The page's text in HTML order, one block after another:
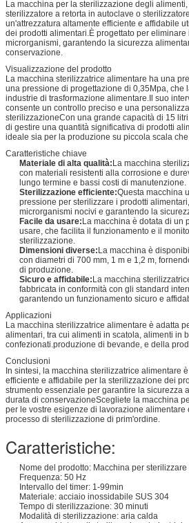
La macchina per la sterilizzazione degli
sterilizzatore a retorta in autoclave o
un'attrezzatura altamente efficiente e affidabile
dei prodotti alimentari.È progettato per eliminare
microrganismi, garantendo la sicurezza
conservazione.
Visualizzazione del prodotto
La macchina sterilizzatrice alimentare ha una
una pressione di progettazione di 0,35Mpa, che
industrie di trasformazione alimentare.Il suo
consente un controllo preciso e una
sterilizzazioneCon una grande capacità di 15
di gestire una quantità significativa di prodotti
ideale sia per la produzione su piccola scala
Caratteristiche chiave
Materiale di alta qualità:La macchina
con materiali resistenti alla corrosione e
lungo termine e bassi costi di manutenzione.
Sterilizzazione efficiente:Questa macchina
pressione per sterilizzare i prodotti
microrganismi nocivi e garantendo la
Facile da usare:La macchina è dotata di un
usare, che facilita il funzionamento e il
sterilizzazione.
Dimensioni diverse:La macchina è
con diametri di 700 mm, 1 m e 1,2 m,
di produzione.
Sicuro e affidabile:La macchina
fabbricata in conformità con gli standard
garantendo un funzionamento sicuro e
Applicazioni
La macchina sterilizzatrice alimentare è adatta
alimentari, tra cui alimenti in scatola, alimenti in
confezionati.produzione di bevande, e della
Conclusioni
In sintesi, la macchina sterilizzatrice alimentare
efficiente e affidabile per la sterilizzazione dei
strumento essenziale per garantire la sicurezza
durata di conservazioneScegliete la macchina
per le vostre esigenze di lavorazione alimentare
processo di sterilizzazione di prim'ordine.
Caratteristiche:
Nome del prodotto: Macchina per
Frequenza: 50 Hz
Intervallo del timer: 1-99min
Materiale: acciaio inossidabile SUS 304
Tempo di sterilizzazione: 30 minuti
Modalità di sterilizzazione: aria calda